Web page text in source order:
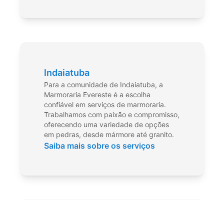
Indaiatuba
Para a comunidade de Indaiatuba, a
Marmoraria Evereste é a escolha
confiável em serviços de marmoraria.
Trabalhamos com paixão e compromisso,
oferecendo uma variedade de opções
em pedras, desde mármore até granito.
Saiba mais sobre os serviços